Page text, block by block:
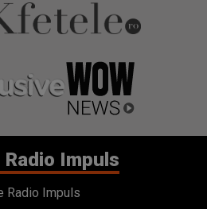
Radio Impuls
Radio Impuls